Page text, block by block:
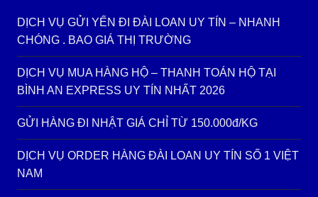
DỊCH VỤ GỬI YẾN ĐI ĐÀI LOAN UY TÍN – NHANH
CHÓNG . BAO GIÁ THỊ TRƯỜNG
DỊCH VỤ MUA HÀNG HỘ – THANH TOÁN HỘ TẠI
BÌNH AN EXPRESS UY TÍN NHẤT 2026
GỬI HÀNG ĐI NHẬT GIÁ CHỈ TỪ 150.000đ/KG
DỊCH VỤ ORDER HÀNG ĐÀI LOAN UY TÍN SỐ 1 VIỆT
NAM